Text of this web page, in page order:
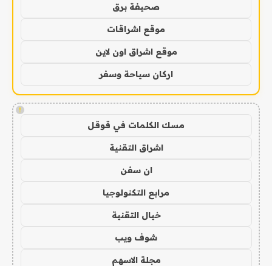
صحيفة برق
موقع اشراقات
موقع اشراق اون لاين
اركان سياحة وسفر
!
مسك الكلمات في قوقل
اشراق التقنية
ان سفن
مرابع التكنولوجيا
خيال التقنية
شوف ويب
مجلة الاسهم